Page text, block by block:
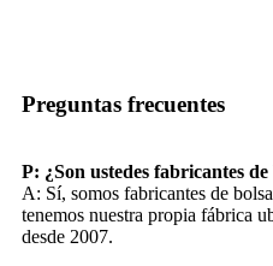
Preguntas frecuentes
P: ¿Son ustedes fabricantes
A: Sí, somos fabricantes de
tenemos nuestra propia fábrica
desde 2007.